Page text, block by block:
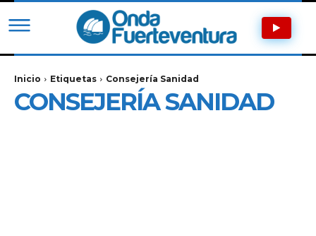
Inicio Etiquetas Consejería Sanidad
CONSEJERÍA SANIDAD